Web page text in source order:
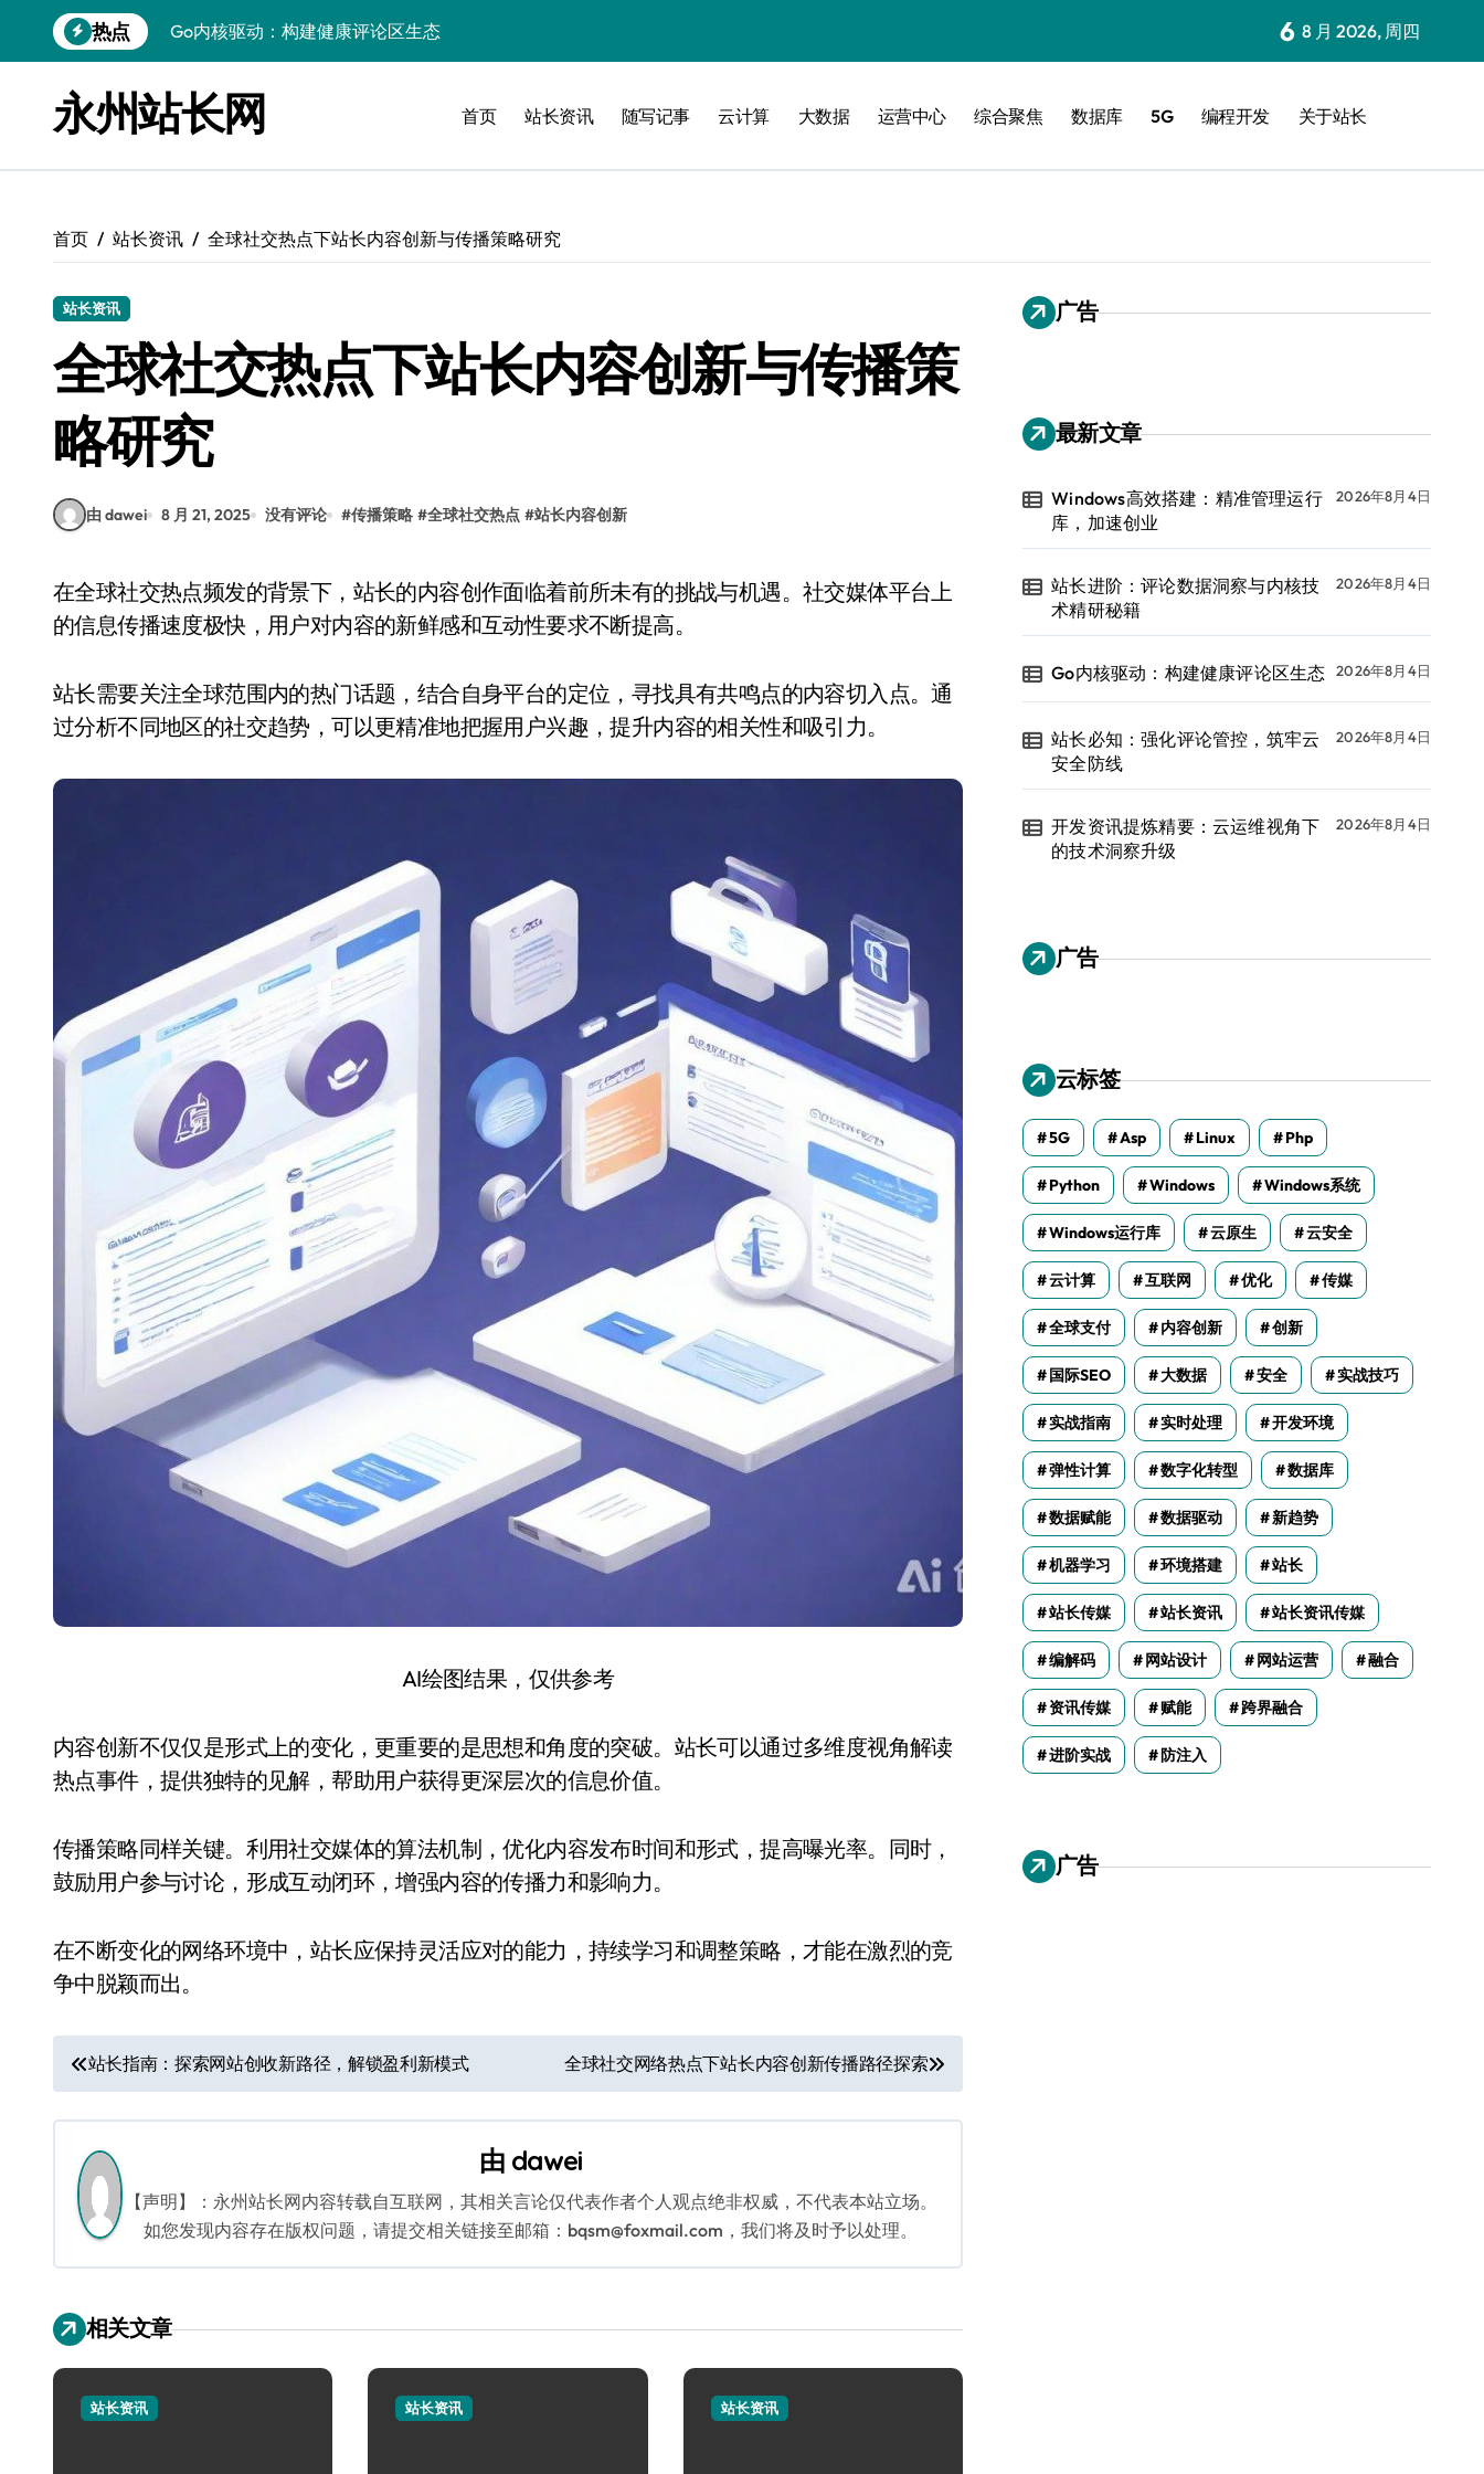
到
热点
Go内核驱动：构建健康评论区生态
开发资讯提炼精要：云运维视角下的技术洞察升级
Windows运行库高效管理核心策略
云安全护航传媒：数据驱动新防线
弹性计算赋能Android云架构性能跃迁
Windows高效搭建：精准管理运行库，加速创业
6 8 月 2026, 周四
永州站长网 首页 站长资讯 随写记事 云计算 大数据 运营中心 综合聚焦 数据库 5G 编程开发 关于站长
首页 站长资讯 全球社交热点下站长内容创新与传播策略研究
站长资讯
全球社交热点下站长内容创新与传播策
略研究
由 dawei 8 月 21, 2025 没有评论 #传播策略 #全球社交热点 #站长内容创新
在全球社交热点频发的背景下，站长的内容创作面临着前所未有的挑战与机遇。社交媒体平台上
的信息传播速度极快，用户对内容的新鲜感和互动性要求不断提高。
站长需要关注全球范围内的热门话题，结合自身平台的定位，寻找具有共鸣点的内容切入点。通
过分析不同地区的社交趋势，可以更精准地把握用户兴趣，提升内容的相关性和吸引力。
AI绘图结果，仅供参考
内容创新不仅仅是形式上的变化，更重要的是思想和角度的突破。站长可以通过多维度视角解读
热点事件，提供独特的见解，帮助用户获得更深层次的信息价值。
传播策略同样关键。利用社交媒体的算法机制，优化内容发布时间和形式，提高曝光率。同时，
鼓励用户参与讨论，形成互动闭环，增强内容的传播力和影响力。
在不断变化的网络环境中，站长应保持灵活应对的能力，持续学习和调整策略，才能在激烈的竞
争中脱颖而出。
文
章
导
航
站长指南：探索网站创收新路径，解锁盈利新模式 全球社交网络热点下站长内容创新传播路径探索
由 dawei
【声明】：永州站长网内容转载自互联网，其相关言论仅代表作者个人观点绝非权威，不代表本站立场。
如您发现内容存在版权问题，请提交相关链接至邮箱：bqsm@foxmail.com，我们将及时予以处理。
相关文章
站长资讯 站长资讯 站长资讯
广告
最新文章
Windows高效搭建：精准管理运行
库，加速创业
2026年8月4日
站长进阶：评论数据洞察与内核技
术精研秘籍
2026年8月4日
Go内核驱动：构建健康评论区生态 2026年8月4日
站长必知：强化评论管控，筑牢云
安全防线
2026年8月4日
开发资讯提炼精要：云运维视角下
的技术洞察升级
2026年8月4日
广告
云标签
5G Asp Linux Php
Python Windows Windows系统
Windows运行库 云原生 云安全
云计算 互联网 优化 传媒
全球支付 内容创新 创新
国际SEO 大数据 安全 实战技巧
实战指南 实时处理 开发环境
弹性计算 数字化转型 数据库
数据赋能 数据驱动 新趋势
机器学习 环境搭建 站长
站长传媒 站长资讯 站长资讯传媒
编解码 网站设计 网站运营 融合
资讯传媒 赋能 跨界融合
进阶实战 防注入
广告